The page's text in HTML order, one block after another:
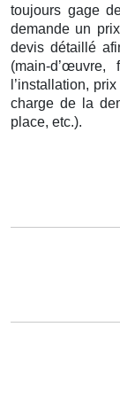
toujours gage
demande un
devis détaillé
(main-
l’installation,
charge de la
place, etc.).